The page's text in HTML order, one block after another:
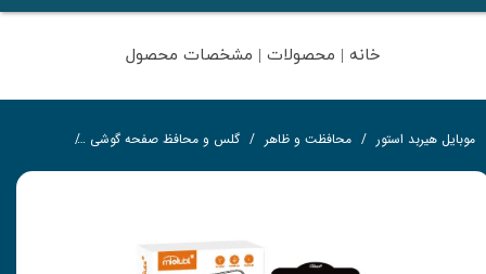
خروج از حساب کاربری
خانه | محصولات | مشخصات محصول
موبایل هیربد استور محافظت و ظاهر گلس و محافظ صفحه گوشی